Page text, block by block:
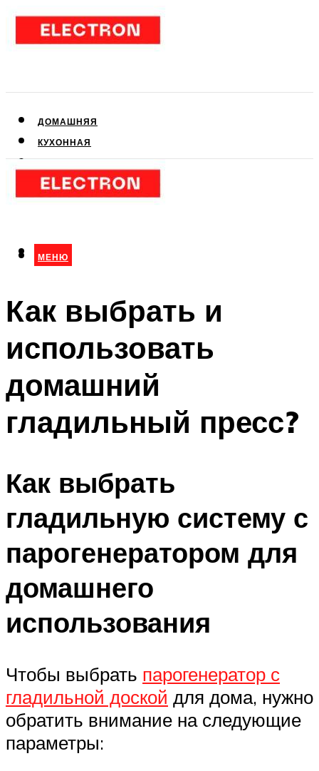
ДОМАШНЯЯ
КУХОННАЯ
КЛИМАТИЧЕСКАЯ
МЕНЮ
МЕНЮ
Как выбрать и
использовать
домашний
гладильный пресс?
Как выбрать
гладильную систему с
парогенератором для
домашнего
использования
Чтобы выбрать парогенератор с
гладильной доской для дома, нужно
обратить внимание на следующие
параметры: